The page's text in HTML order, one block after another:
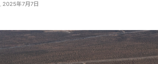
, 2025年7月7日